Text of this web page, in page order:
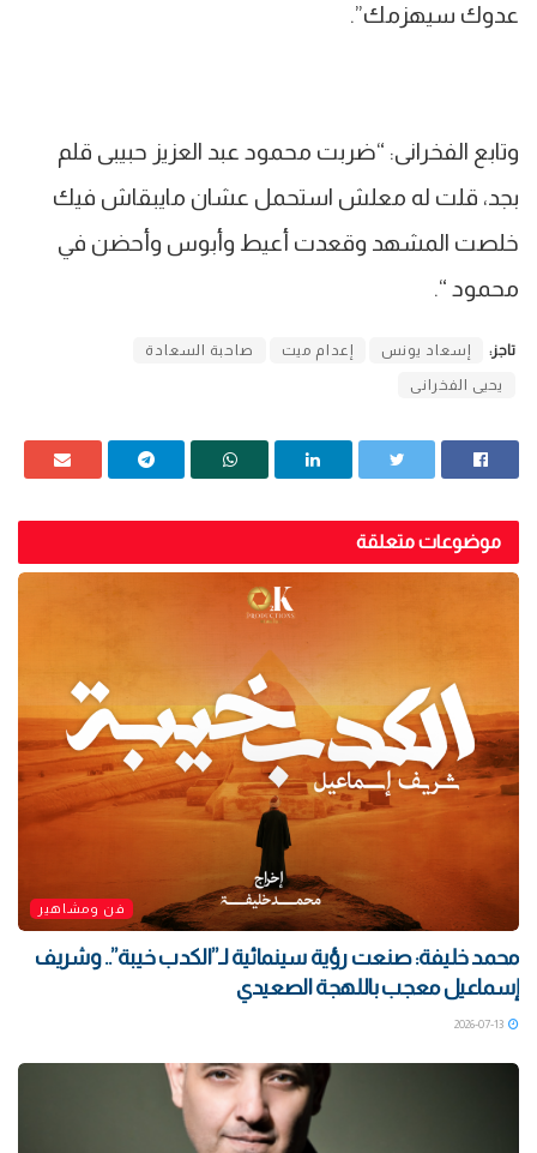
عدوك سيهزمك”.
وتابع الفخرانى: “ضربت محمود عبد العزيز حبيبى قلم
بجد، قلت له معلش استحمل عشان مايبقاش فيك
خلصت المشهد وقعدت أعيط وأبوس وأحضن في
محمود “.
تاجز: إسعاد يونس إعدام ميت صاحبة السعادة
يحيى الفخرانى
موضوعات متعلقة
فن ومشاهير
محمد خليفة: صنعت رؤية سينمائية لـ”الكدب خيبة”.. وشريف
إسماعيل معجب باللهجة الصعيدي